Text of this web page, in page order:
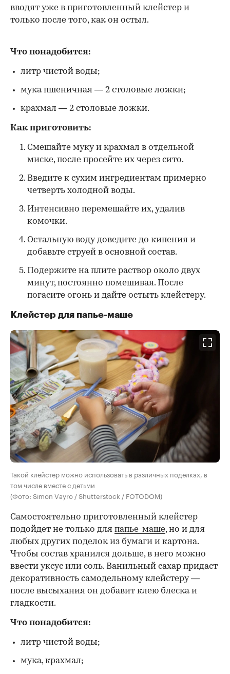
вводят уже в приготовленный клейстер и
только после того, как он остыл.
Что понадобится:
литр чистой воды;
мука пшеничная — 2 столовые ложки;
крахмал — 2 столовые ложки.
Как приготовить:
Смешайте муку и крахмал в отдельной
миске, после просейте их через сито.
Введите к сухим ингредиентам примерно
четверть холодной воды.
Интенсивно перемешайте их, удалив
комочки.
Остальную воду доведите до кипения и
добавьте струей в основной состав.
Подержите на плите раствор около двух
минут, постоянно помешивая. После
погасите огонь и дайте остыть клейстеру.
Клейстер для папье-маше
Такой клейстер можно использовать в различных поделках, в
том числе вместе с детьми
(Фото: Simon Vayro / Shutterstock / FOTODOM)
Самостоятельно приготовленный клейстер
подойдет не только для папье-маше, но и для
любых других поделок из бумаги и картона.
Чтобы состав хранился дольше, в него можно
ввести уксус или соль. Ванильный сахар придаст
декоративность самодельному клейстеру —
после высыхания он добавит клею блеска и
гладкости.
Что понадобится:
литр чистой воды;
мука, крахмал;